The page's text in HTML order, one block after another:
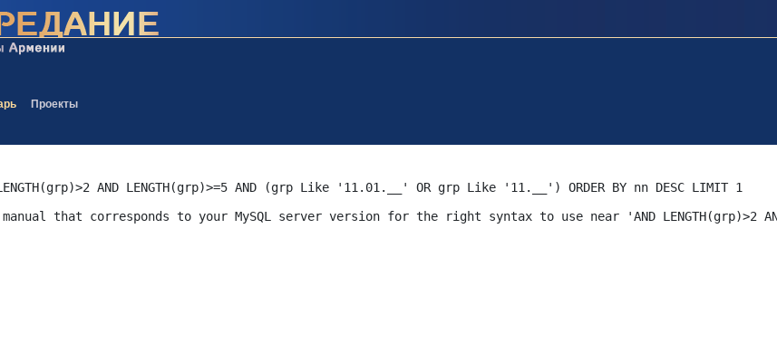
Проекты
LENGTH(grp)>2 AND LENGTH(grp)>=5 AND (grp Like '11.01.__' OR grp Like '11.__') ORDER BY nn DESC LIMIT 1